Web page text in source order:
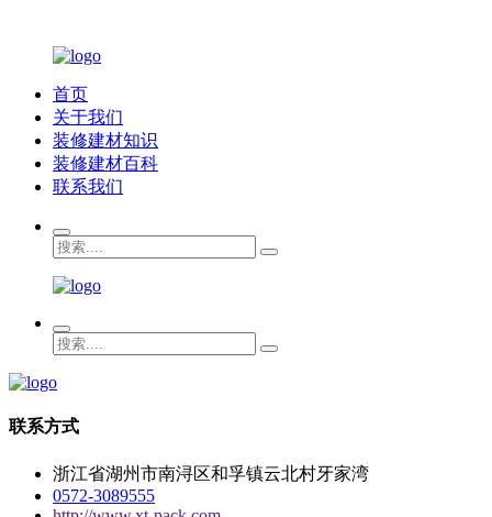
首页
关于我们
装修建材知识
装修建材百科
联系我们
联系方式
浙江省湖州市南浔区和孚镇云北村牙家湾
0572-3089555